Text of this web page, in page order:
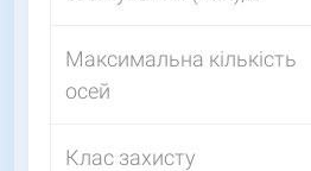
Максимальна кількість
осей
Клас захисту